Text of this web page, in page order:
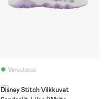
Varastossa
(0)
Disney Stitch Vilkkuvat